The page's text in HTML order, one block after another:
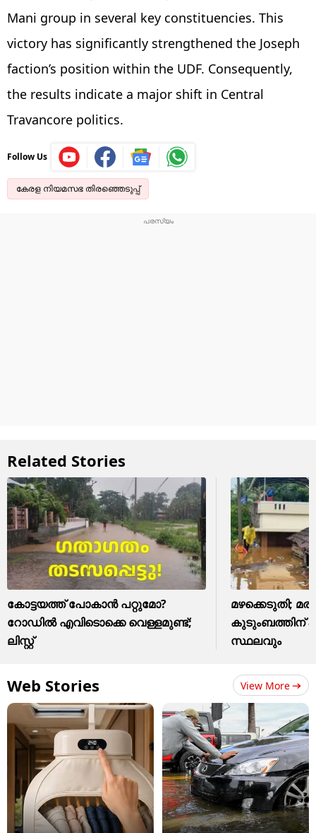
Mani group in several key constituencies. This
victory has significantly strengthened the Joseph
faction’s position within the UDF. Consequently,
the results indicate a major shift in Central
Travancore politics.
Follow Us
കേരള നിയമസഭ തിരഞ്ഞെടുപ്പ്
Related Stories
കോട്ടയത്ത് പോകാൻ പറ്റുമോ?
റോഡിൽ എവിടൊക്കെ വെള്ളമുണ്ട്;
ലിസ്റ്റ്
മഴക്കെടുതി;
കുടുംബത്തിന് 8
സ്ഥലവും
Web Stories View More